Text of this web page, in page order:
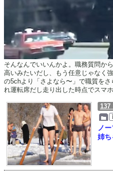
そんなんでいいんかよ。職務質問か
高いみたいだし、もう任意じゃなく
の5chより「さよなら〜」で職質を
れ運転席だし走り出した時点でスマ
137
ノ
姉ち